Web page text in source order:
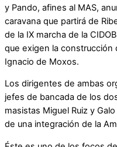
y Pando, afines al MAS,
caravana que partirá de
de la IX marcha de la
que exigen la construcción
Ignacio de Moxos.
Los dirigentes de ambas
jefes de bancada de los
masistas Miguel Ruiz y
de una integración de la